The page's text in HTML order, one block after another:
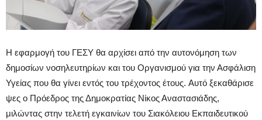
Η εφαρμογή του ΓΕΣΥ θα αρχίσει από την αυτονόμηση των
δημοσίων νοσηλευτηρίων και του Οργανισμού για την Ασφάλιση
Υγείας που θα γίνει εντός του τρέχοντος έτους. Aυτό ξεκαθάρισε
ψες ο Πρόεδρος της Δημοκρατίας Νίκος Αναστασιάδης,
μιλώντας στην τελετή εγκαινίων του Σιακόλειου Εκπαιδευτικού